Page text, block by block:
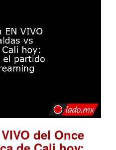
del Once